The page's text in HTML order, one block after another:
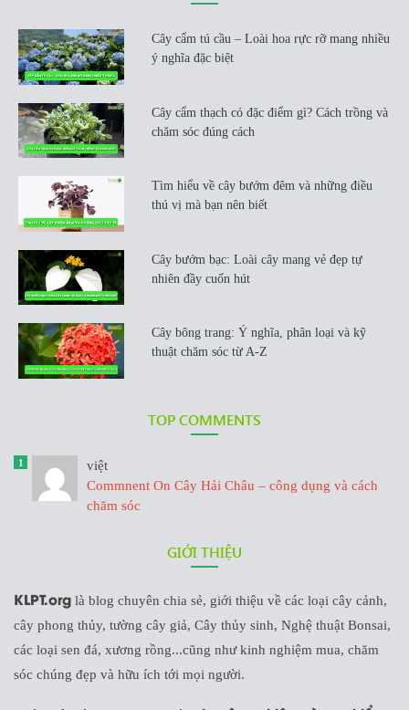
Cây cẩm tú cầu – Loài hoa rực rỡ mang nhiều
ý nghĩa đặc biệt
Cây cẩm thạch có đặc điểm gì? Cách trồng và
chăm sóc đúng cách
Tìm hiểu về cây bướm đêm và những điều
thú vị mà bạn nên biết
Cây bướm bạc: Loài cây mang vẻ đẹp tự
nhiên đầy cuốn hút
Cây bông trang: Ý nghĩa, phân loại và kỹ
thuật chăm sóc từ A-Z
TOP COMMENTS
1
việt
Commnent On Cây Hải Châu – công dụng và cách
chăm sóc
GIỚI THIỆU
KLPT.org là blog chuyên chia sẻ, giới thiệu về các loại cây cảnh,
cây phong thủy, tường cây giả, Cây thủy sinh, Nghệ thuật Bonsai,
các loại sen đá, xương rồng...cũng như kinh nghiệm mua, chăm
sóc chúng đẹp và hữu ích tới mọi người.